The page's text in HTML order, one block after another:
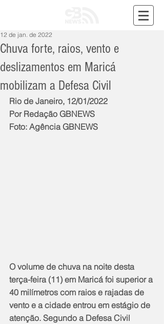
Chuva forte, raios, vento e
deslizamentos em Maricá
mobilizam a Defesa Civil
12 de jan. de 2022
Rio de Janeiro, 12/01/2022
Por Redação GBNEWS
Foto: Agência GBNEWS
O volume de chuva na noite desta
terça-feira (11) em Maricá foi superior a
40 milímetros com raios e rajadas de
vento e a cidade entrou em estágio de
atenção. Segundo a Defesa Civil